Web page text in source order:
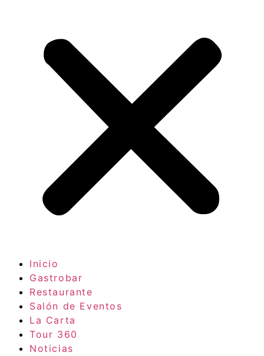
Inicio
Gastrobar
Restaurante
Salón de Eventos
La Carta
Tour 360
Noticias